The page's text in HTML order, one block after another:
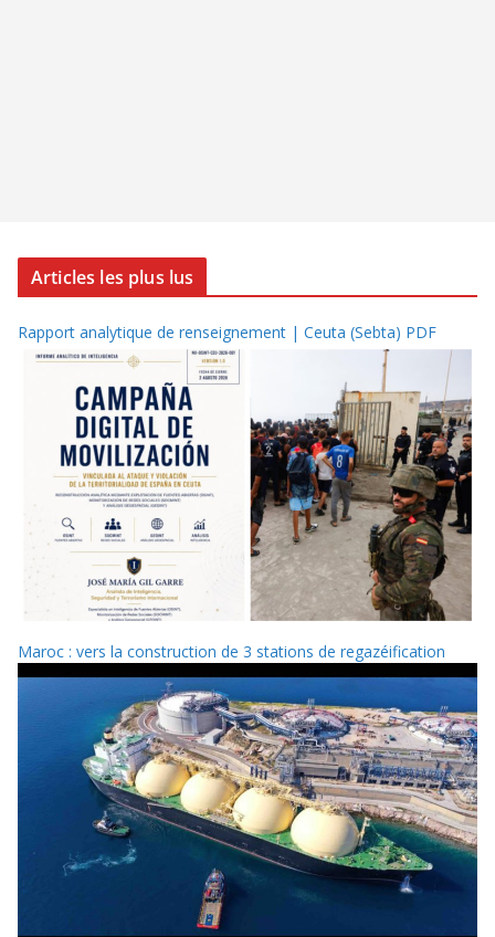
Articles les plus lus
Rapport analytique de renseignement | Ceuta (Sebta) PDF
Maroc : vers la construction de 3 stations de regazéification